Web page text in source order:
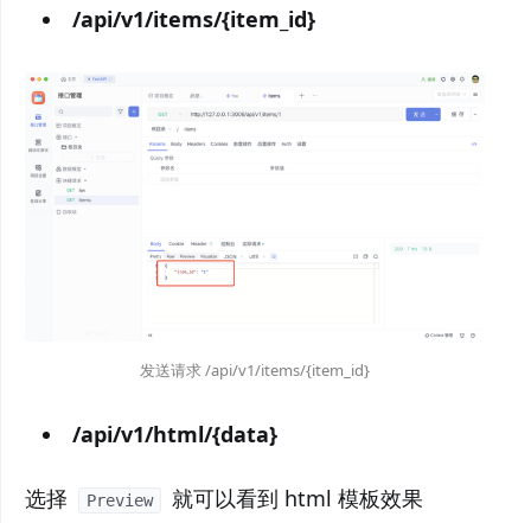
/api/v1/items/{item_id}
发送请求 /api/v1/items/{item_id}
/api/v1/html/{data}
选择 Preview 就可以看到 html 模板效果